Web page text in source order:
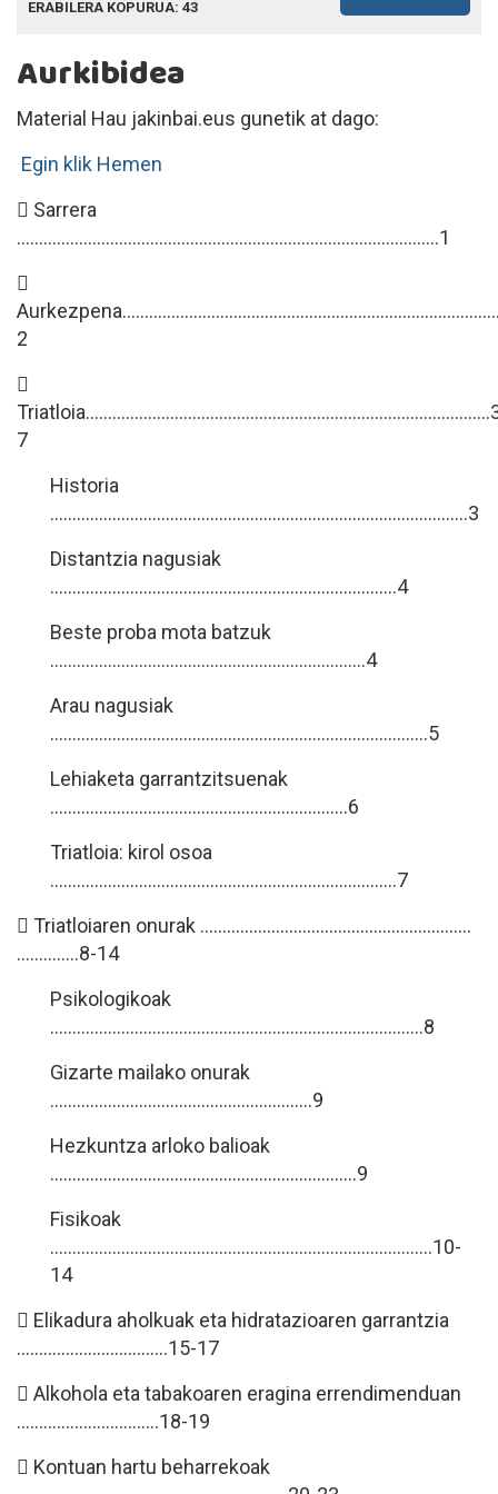
ERABILERA KOPURUA: 43
Aurkibidea
Material Hau jakinbai.eus gunetik at dago:
Egin klik Hemen
 Sarrera
…………………………………………………………………………..…......1

2

7
Historia
…………………………………………………………………………..……..3
Distantzia nagusiak
………………………………………………………..………….4
Beste proba mota batzuk
…………………………………………………..………...4
Arau nagusiak
………………………………………………………………..………..5
Lehiaketa garrantzitsuenak
………………………………………………….………6
Triatloia: kirol osoa
……………………………………………………………………7
 Triatloiaren onurak …………………………………………………….
……….....8-14
Psikologikoak
…………………………………………………………….………..…8
Gizarte mailako onurak
...........................................................9
Hezkuntza arloko balioak
…………………………………………………………...9
Fisikoak
……………………………………………………………………….....10-
14
 Elikadura aholkuak eta hidratazioaren garrantzia
………………………..…..15-17
 Alkohola eta tabakoaren eragina errendimenduan
…………………………..18-19
 Kontuan hartu beharrekoak